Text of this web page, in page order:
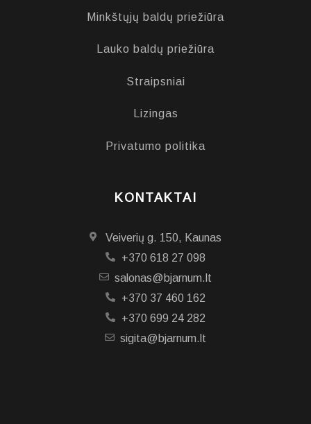
Minkštųjų baldų priežiūra
Lauko baldų priežiūra
Straipsniai
Lizingas
Privatumo politika
KONTAKTAI
Veiverių g. 150, Kaunas
+370 618 27 098
salonas@bjarnum.lt
+370 37 460 162
+370 699 24 282
sigita@bjarnum.lt